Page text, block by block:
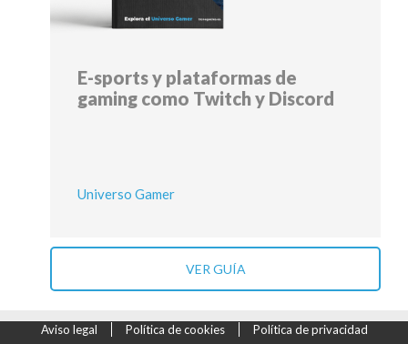
E-sports y plataformas de
gaming como Twitch y Discord
Universo Gamer
VER GUÍA
Aviso legal Política de cookies Política de privacidad